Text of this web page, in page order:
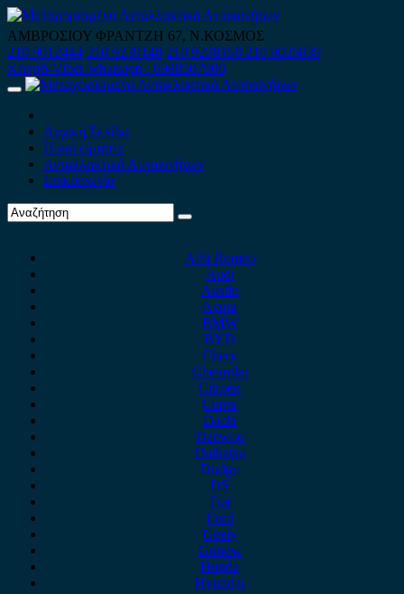
Skip
to
content
ΑΜΒΡΟΣΙΟΥ ΦΡΑΝΤΖΗ 67, Ν.ΚΟΣΜΟΣ
210 9012444 210 9239148 210 9238158 210 9026839
Κινητό-Viber-whatsapp : 6980507900
Primary
Αρχική Σελίδα
Ποιοί είμαστε
Ανταλλακτικά Αυτοκινήτων
Επικοινωνία
Alfa Romeo
Audi
Austin
Acura
BMW
BYD
Chery
Chevrolet
Citroen
Cupra
Dacia
Daewoo
Daihatsu
Dodge
DS
Fiat
Ford
Geely
Gonow
Honda
Hyundai